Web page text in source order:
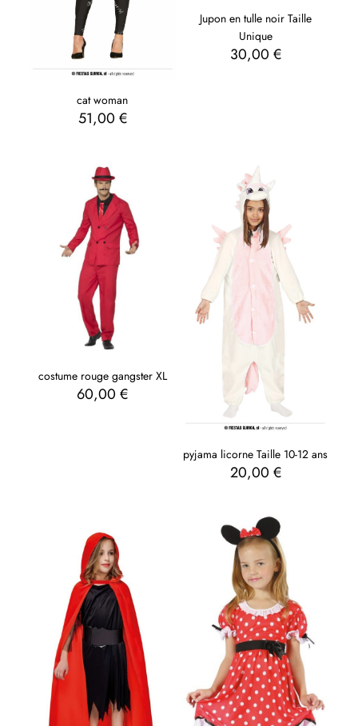
cat woman
51,00 €
Jupon en tulle noir Taille
Unique
30,00 €
costume rouge gangster XL
60,00€
pyjama licorne Taille 10-12 ans
20,00 €